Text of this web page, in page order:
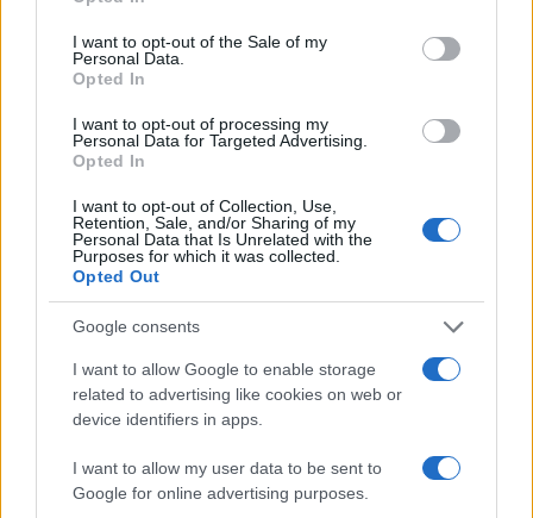
use your data for below specified purposes in below Google
consent section.
I want to opt-out of the Sale of my
Personal Data.
Opted In
I want to opt-out of processing my
Personal Data for Targeted Advertising.
Opted In
I want to opt-out of Collection, Use,
Retention, Sale, and/or Sharing of my
Personal Data that Is Unrelated with the
Purposes for which it was collected.
Opted Out
Google consents
I want to allow Google to enable storage
related to advertising like cookies on web or
device identifiers in apps.
I want to allow my user data to be sent to
Google for online advertising purposes.
Continuez la lecture
CRYPTO-MONNAIES